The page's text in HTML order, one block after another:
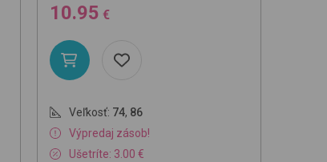
10.95 €
Veľkosť: 74, 86
Výpredaj zásob!
Ušetríte: 3.00 €